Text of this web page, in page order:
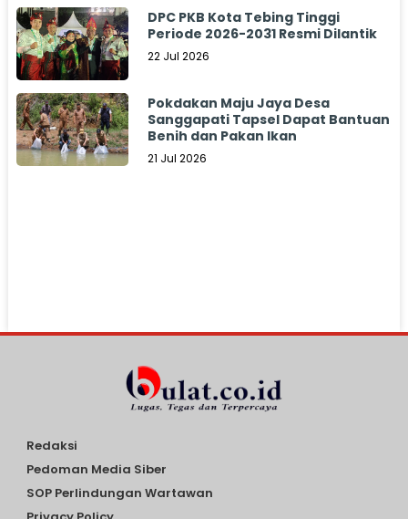
DPC PKB Kota Tebing Tinggi
Periode 2026-2031 Resmi Dilantik
22 Jul 2026
Pokdakan Maju Jaya Desa
Sanggapati Tapsel Dapat Bantuan
Benih dan Pakan Ikan
21 Jul 2026
Redaksi
Pedoman Media Siber
SOP Perlindungan Wartawan